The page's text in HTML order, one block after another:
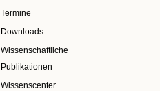
Termine
Downloads
Wissenschaftliche
Publikationen
Wissenscenter